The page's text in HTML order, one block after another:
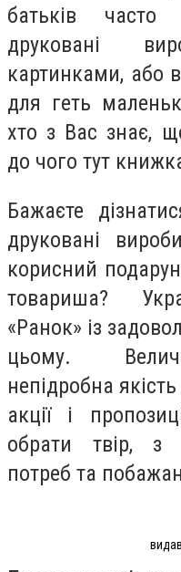
батьків часто
друковані
картинками, або
для геть
хто з Вас знає,
до чого тут
Бажаєте
друковані
корисний
товариша?
«Ранок» із
цьому.
непідробна
акції і
обрати твір, з
потреб та